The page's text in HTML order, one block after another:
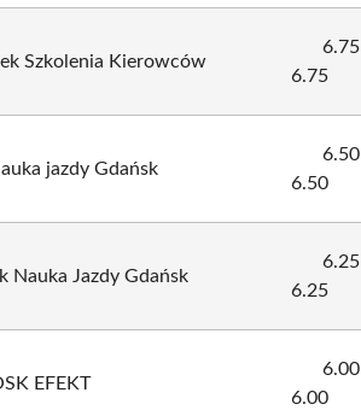
Szkolenia Kierowców
6.75
6.75
jazdy Gdańsk
6.50
6.50
Nauka Jazdy Gdańsk
6.25
6.25
EFEKT
6.00
6.00